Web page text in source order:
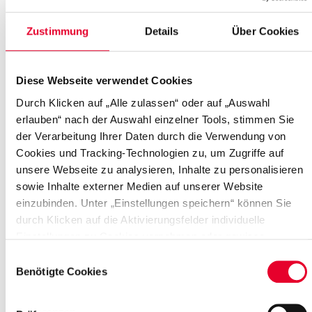
Zustimmung Details Über Cookies
Diese Webseite verwendet Cookies
Durch Klicken auf „Alle zulassen“ oder auf „Auswahl
erlauben“ nach der Auswahl einzelner Tools, stimmen Sie
der Verarbeitung Ihrer Daten durch die Verwendung von
Cookies und Tracking-Technologien zu, um Zugriffe auf
unsere Webseite zu analysieren, Inhalte zu personalisieren
sowie Inhalte externer Medien auf unserer Website
einzubinden. Unter „Einstellungen speichern“ können Sie
durch Klicken auf die Aktivierungsfelder individuelle
erteilen. Sie können die erteilte Einwilligung auch später
jederzeit über das Cookie Board widerrufen. Der Einsatz
von „Benötigten Cookies“ ist für die Funktionalität der
Benötigte Cookies
Virtual Brain Lab
Von 2018 bis 2024 machte das „Virtual Brain Lab“ an der
Oberstufe erfahrbar.
+
PROJEKT 11.12.2024
Blue Brain Club
Von 2017 bis 2020 wurde die Lernsoftware von der
+